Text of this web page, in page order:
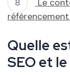
Quelle
SEO et le